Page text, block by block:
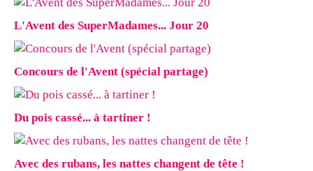
L'Avent des SuperMadames... Jour 20
Concours de l'Avent (spécial partage)
Du pois cassé... à tartiner !
Avec des rubans, les nattes changent de tête !